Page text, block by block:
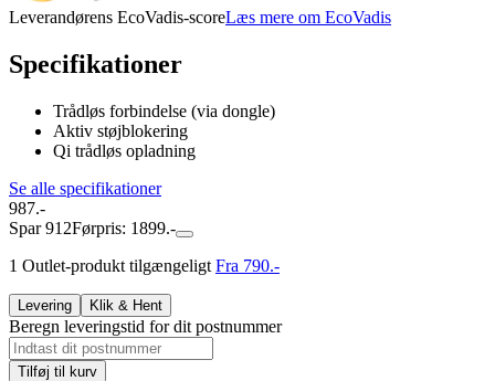
Leverandørens EcoVadis-scoreLæs mere om EcoVadis
Specifikationer
Trådløs forbindelse (via dongle)
Aktiv støjblokering
Qi trådløs opladning
Se alle specifikationer
987.-
Spar 912Førpris: 1899.-
1 Outlet-produkt tilgængeligt Fra 790.-
Levering Klik & Hent
Beregn leveringstid for dit postnummer
Tilføj til kurv